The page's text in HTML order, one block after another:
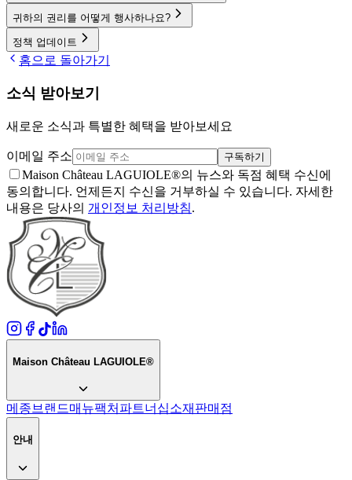
귀하의 권리를 어떻게 행사하나요?
정책 업데이트
홈으로 돌아가기
소식 받아보기
새로운 소식과 특별한 혜택을 받아보세요
이메일 주소 구독하기
Maison Château LAGUIOLE®의 뉴스와 독점 혜택 수신에
동의합니다. 언제든지 수신을 거부하실 수 있습니다. 자세한
내용은 당사의 개인정보 처리방침.
Maison Château LAGUIOLE®
메종 브랜드매뉴팩처 파트너십소재 판매점
안내